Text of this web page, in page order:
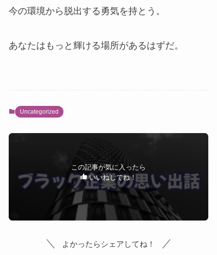
今の環境から脱出する勇気を持とう。
あなたはもっと輝ける場所があるはずだ。
Uncategorized
この記事が気に入ったら
いいねしてね！
よかったらシェアしてね！